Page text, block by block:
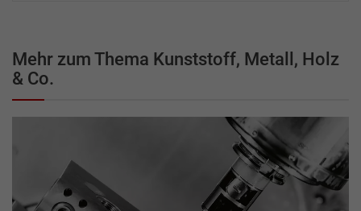
Mehr zum Thema Kunststoff, Metall, Holz
& Co.